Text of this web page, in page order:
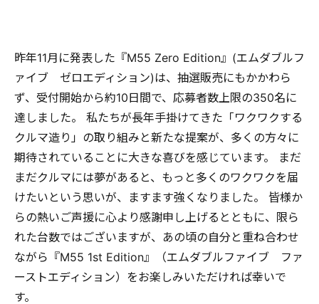
昨年11月に発表した『M55 Zero Edition』(エムダブルフ
ァイブ ゼロエディション)は、抽選販売にもかかわら
ず、受付開始から約10日間で、応募者数上限の350名に
達しました。 私たちが長年手掛けてきた「ワクワクする
クルマ造り」の取り組みと新たな提案が、多くの方々に
期待されていることに大きな喜びを感じています。 まだ
まだクルマには夢があると、もっと多くのワクワクを届
けたいという思いが、ますます強くなりました。 皆様か
らの熱いご声援に心より感謝申し上げるとともに、限ら
れた台数ではございますが、あの頃の自分と重ね合わせ
ながら『M55 1st Edition』（エムダブルファイブ ファ
ーストエディション）をお楽しみいただければ幸いで
す。